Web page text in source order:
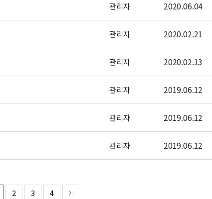
관리자 2020.06.04
관리자 2020.02.21
관리자 2020.02.13
관리자 2019.06.12
관리자 2019.06.12
관리자 2019.06.12
2 3 4